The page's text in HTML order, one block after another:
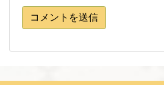
コメントを送信